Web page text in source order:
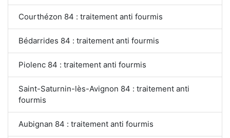
Courthézon 84 : traitement anti fourmis
Bédarrides 84 : traitement anti fourmis
Piolenc 84 : traitement anti fourmis
Saint-Saturnin-lès-Avignon 84 : traitement anti
fourmis
Aubignan 84 : traitement anti fourmis